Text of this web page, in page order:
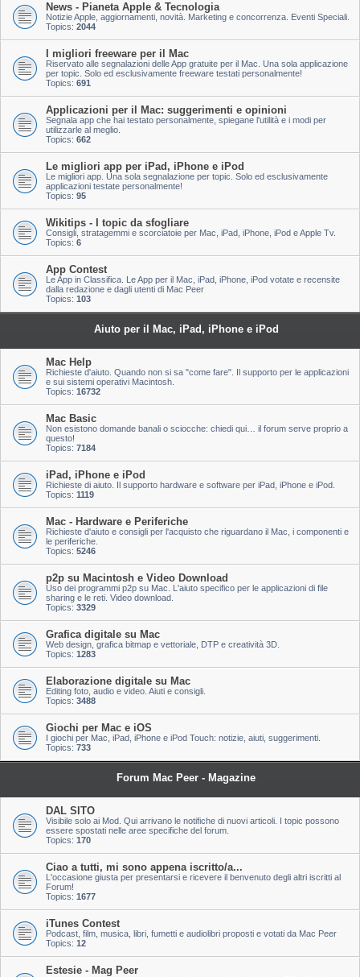
News - Pianeta Apple & Tecnologia
Notizie Apple, aggiornamenti, novità. Marketing e concorrenza. Eventi Speciali.
Topics: 2044
I migliori freeware per il Mac
Riservato alle segnalazioni delle App gratuite per il Mac. Una sola applicazione
per topic. Solo ed esclusivamente freeware testati personalmente!
Topics: 691
Applicazioni per il Mac: suggerimenti e opinioni
Segnala app che hai testato personalmente, spiegane l'utilità e i modi per
utilizzarle al meglio.
Topics: 662
Le migliori app per iPad, iPhone e iPod
Le migliori app. Una sola segnalazione per topic. Solo ed esclusivamente
applicazioni testate personalmente!
Topics: 95
Wikitips - I topic da sfogliare
Consigli, stratagemmi e scorciatoie per Mac, iPad, iPhone, iPod e Apple Tv.
Topics: 6
App Contest
Le App in Classifica. Le App per il Mac, iPad, iPhone, iPod votate e recensite
dalla redazione e dagli utenti di Mac Peer
Topics: 103
Aiuto per il Mac, iPad, iPhone e iPod
Mac Help
Richieste d'aiuto. Quando non si sa "come fare". Il supporto per le applicazioni
e sui sistemi operativi Macintosh.
Topics: 16732
Mac Basic
Non esistono domande banali o sciocche: chiedi qui… il forum serve proprio a
questo!
Topics: 7184
iPad, iPhone e iPod
Richieste di aiuto. Il supporto hardware e software per iPad, iPhone e iPod.
Topics: 1119
Mac - Hardware e Periferiche
Richieste d'aiuto e consigli per l'acquisto che riguardano il Mac, i componenti e
le periferiche.
Topics: 5246
p2p su Macintosh e Video Download
Uso dei programmi p2p su Mac. L'aiuto specifico per le applicazioni di file
sharing e le reti. Video download.
Topics: 3329
Grafica digitale su Mac
Web design, grafica bitmap e vettoriale, DTP e creatività 3D.
Topics: 1283
Elaborazione digitale su Mac
Editing foto, audio e video. Aiuti e consigli.
Topics: 3488
Giochi per Mac e iOS
I giochi per Mac, iPad, iPhone e iPod Touch: notizie, aiuti, suggerimenti.
Topics: 733
Forum Mac Peer - Magazine
DAL SITO
Visibile solo ai Mod. Qui arrivano le notifiche di nuovi articoli. I topic possono
essere spostati nelle aree specifiche del forum.
Topics: 170
Ciao a tutti, mi sono appena iscritto/a...
L'occasione giusta per presentarsi e ricevere il benvenuto degli altri iscritti al
Forum!
Topics: 1677
iTunes Contest
Podcast, film, musica, libri, fumetti e audiolibri proposti e votati da Mac Peer
Topics: 12
Estesie - Mag Peer